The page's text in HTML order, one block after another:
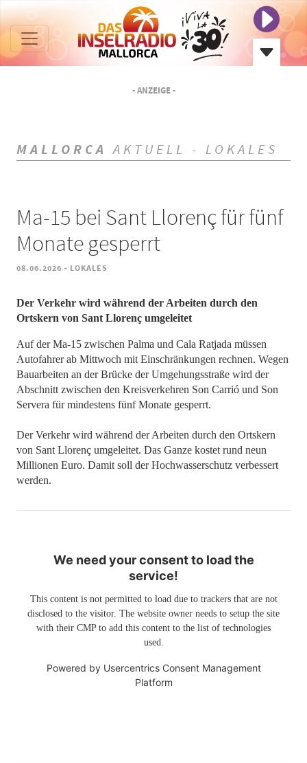
- ANZEIGE -
MALLORCA AKTUELL - LOKALES
Ma-15 bei Sant Llorenç für fünf
Monate gesperrt
08.06.2026 - LOKALES
​​​​​​​Der Verkehr wird während der Arbeiten durch den
Ortskern von Sant Llorenç umgeleitet
Auf der Ma-15 zwischen Palma und Cala Ratjada müssen
Autofahrer ab Mittwoch mit Einschränkungen rechnen. Wegen
Bauarbeiten an der Brücke der Umgehungsstraße wird der
Abschnitt zwischen den Kreisverkehren Son Carrió und Son
Servera für mindestens fünf Monate gesperrt.
Der Verkehr wird während der Arbeiten durch den Ortskern
von Sant Llorenç umgeleitet. Das Ganze kostet rund neun
Millionen Euro. Damit soll der Hochwasserschutz verbessert
werden.
We need your consent to load the
service!
This content is not permitted to load due to trackers that are not
disclosed to the visitor. The website owner needs to setup the site
with their CMP to add this content to the list of technologies
used.
Powered by Usercentrics Consent Management
Platform